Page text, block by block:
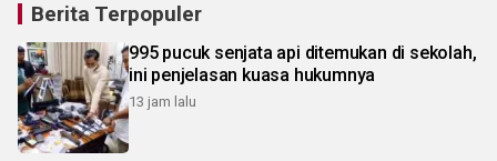
Berita Terpopuler
995 pucuk senjata api ditemukan di sekolah,
ini penjelasan kuasa hukumnya
13 jam lalu